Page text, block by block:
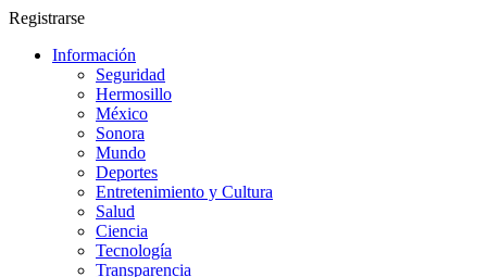
Registrarse
Información
Seguridad
Hermosillo
México
Sonora
Mundo
Deportes
Entretenimiento y Cultura
Salud
Ciencia
Tecnología
Transparencia